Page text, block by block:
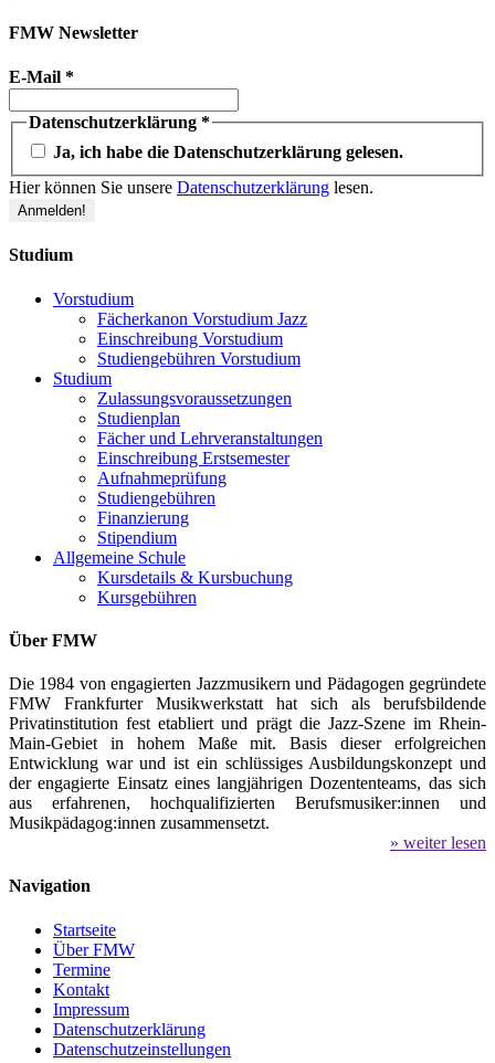
FMW Newsletter
E-Mail *
Datenschutzerklärung *
Ja, ich habe die Datenschutzerklärung gelesen.
Hier können Sie unsere Datenschutzerklärung lesen.
Studium
Vorstudium
Fächerkanon Vorstudium Jazz
Einschreibung Vorstudium
Studiengebühren Vorstudium
Studium
Zulassungsvoraussetzungen
Studienplan
Fächer und Lehrveranstaltungen
Einschreibung Erstsemester
Aufnahmeprüfung
Studiengebühren
Finanzierung
Stipendium
Allgemeine Schule
Kursdetails & Kursbuchung
Kursgebühren
Über FMW
Die 1984 von engagierten Jazzmusikern und Pädagogen gegründete
FMW Frankfurter Musikwerkstatt hat sich als berufsbildende
Privatinstitution fest etabliert und prägt die Jazz-Szene im Rhein-
Main-Gebiet in hohem Maße mit. Basis dieser erfolgreichen
Entwicklung war und ist ein schlüssiges Ausbildungskonzept und
der engagierte Einsatz eines langjährigen Dozententeams, das sich
aus erfahrenen, hochqualifizierten Berufsmusiker:innen und
Musikpädagog:innen zusammensetzt.
» weiter lesen
Navigation
Startseite
Über FMW
Termine
Kontakt
Impressum
Datenschutzerklärung
Datenschutzeinstellungen